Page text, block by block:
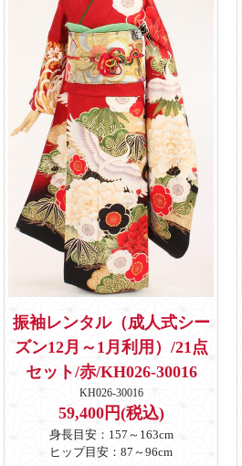
振袖レンタル（成人式シー
ズン12月～1月利用）/21点
セット/赤/KH026-30016
KH026-30016
59,400円(税込)
身長目安：157～163cm
ヒップ目安：87～96cm